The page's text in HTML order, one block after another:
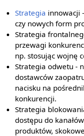
Strategia innowacji
czy nowych form
Strategia
przewagi
np. stosując wojnę
Strategia odwetu -
dostawców
nacisku na
konkurencji.
Strategia
dostępu do
produktów,